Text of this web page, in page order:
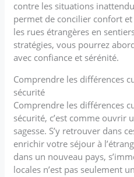
contre les situations
permet de concilier confort
les rues étrangères en
stratégies, vous pourrez
avec confiance et sérénité.
Comprendre les différences
sécurité
Comprendre les différences
sécurité, c’est comme ouvrir
sagesse. S’y retrouver dans
enrichir votre séjour à
dans un nouveau pays,
locales n’est pas seulement